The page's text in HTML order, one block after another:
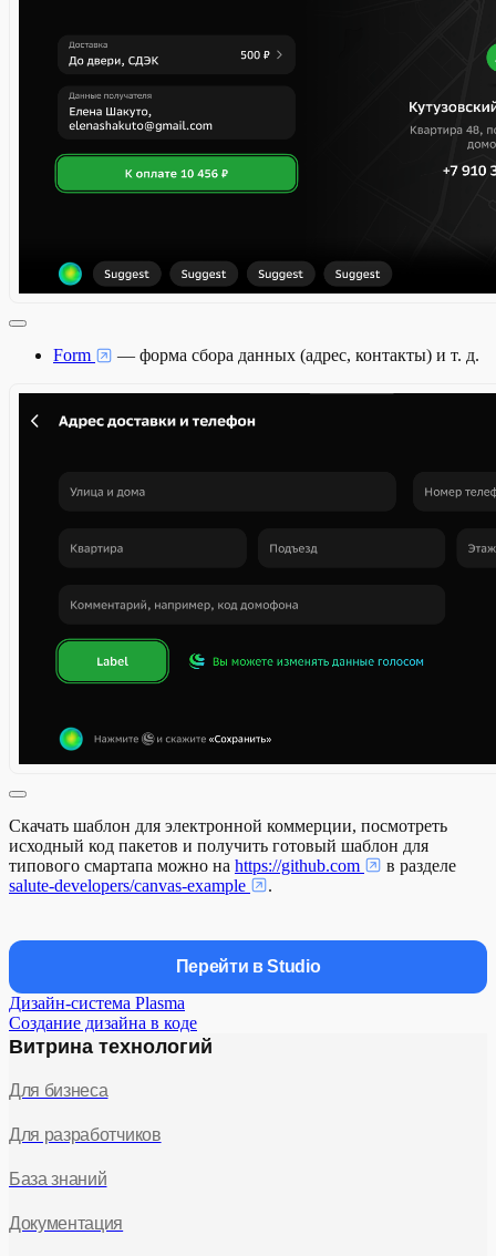
Form — форма сбора данных (адрес, контакты) и т. д.
Скачать шаблон для электронной коммерции, посмотреть
исходный код пакетов и получить готовый шаблон для
типового смартапа можно на https://github.com
в разделе
salute-developers/canvas-example
.
Перейти в Studio
Дизайн-система Plasma
Создание дизайна в коде
Витрина технологий
Для бизнеса
Для разработчиков
База знаний
Документация